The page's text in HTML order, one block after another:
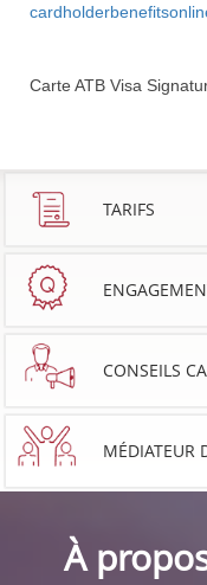
Carte ATB Visa
TARIFS
CONSEILS
MÉDIATEUR
À